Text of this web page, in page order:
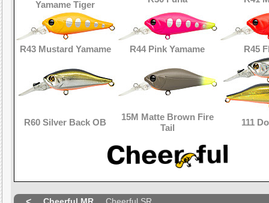
Yamame Tiger
R43 Mustard Yamame R44 Pink Yamame R45
R60 Silver Back OB
15M Matte Brown Fire
Tail
111
Cheerful MR Cheerful SR